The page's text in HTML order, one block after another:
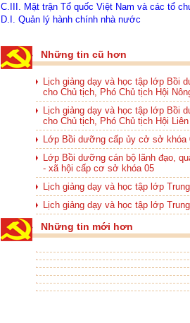
C.III. Mặt trận Tổ quốc Việt Nam và các tổ
D.I. Quản lý hành chính nhà nước
Những tin cũ hơn
Lịch giảng dạy và học tập lớp Bồi
cho Chủ tịch, Phó Chủ tịch Hội
Lịch giảng dạy và học tập lớp Bồi
cho Chủ tịch, Phó Chủ tịch Hội
Lớp Bồi dưỡng cấp ủy cở sở khóa
Lớp Bồi dưỡng cán bộ lãnh đạo,
- xã hội cấp cơ sở khóa 05
Lịch giảng dạy và học tập lớp
Lịch giảng dạy và học tập lớp
Những tin mới hơn